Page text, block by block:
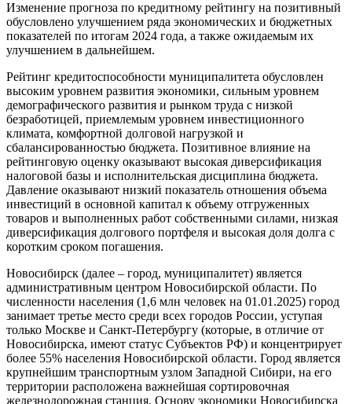
Изменение прогноза по кредитному рейтингу на позитивный
обусловлено улучшением ряда экономических и бюджетных
показателей по итогам 2024 года, а также ожидаемым их
улучшением в дальнейшем.
Рейтинг кредитоспособности муниципалитета обусловлен
высоким уровнем развития экономики, сильным уровнем
демографического развития и рынком труда с низкой
безработицей, приемлемым уровнем инвестиционного
климата, комфортной долговой нагрузкой и
сбалансированностью бюджета. Позитивное влияние на
рейтинговую оценку оказывают высокая диверсификация
налоговой базы и исполнительская дисциплина бюджета.
Давление оказывают низкий показатель отношения объема
инвестиций в основной капитал к объему отгруженных
товаров и выполненных работ собственными силами, низкая
диверсификация долгового портфеля и высокая доля долга с
коротким сроком погашения.
Новосибирск (далее – город, муниципалитет) является
административным центром Новосибирской области. По
численности населения (1,6 млн человек на 01.01.2025) город
занимает третье место среди всех городов России, уступая
только Москве и Санкт-Петербургу (которые, в отличие от
Новосибирска, имеют статус Субъектов РФ) и концентрирует
более 55% населения Новосибирской области. Город является
крупнейшим транспортным узлом Западной Сибири, на его
территории расположена важнейшая сортировочная
железнодорожная станция. Основу экономики Новосибирска